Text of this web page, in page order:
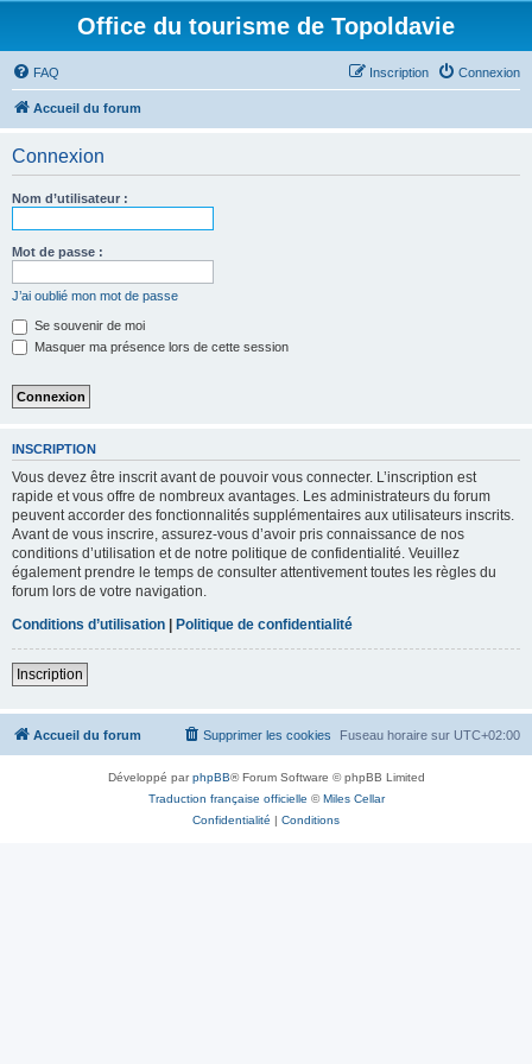
Office du tourisme de Topoldavie
FAQ Connexion
Inscription
Accueil du forum
Connexion
Nom d’utilisateur :
Mot de passe :
J’ai oublié mon mot de passe
Se souvenir de moi
Masquer ma présence lors de cette session
INSCRIPTION
Vous devez être inscrit avant de pouvoir vous connecter. L’inscription est
rapide et vous offre de nombreux avantages. Les administrateurs du forum
peuvent accorder des fonctionnalités supplémentaires aux utilisateurs inscrits.
Avant de vous inscrire, assurez-vous d’avoir pris connaissance de nos
conditions d’utilisation et de notre politique de confidentialité. Veuillez
également prendre le temps de consulter attentivement toutes les règles du
forum lors de votre navigation.
Conditions d’utilisation | Politique de confidentialité
Inscription
Accueil du forum Fuseau horaire sur UTC+02:00
Supprimer les cookies
Développé parphpBB® Forum Software © phpBB Limited
Traduction française officielle ©Miles Cellar
Confidentialité | Conditions